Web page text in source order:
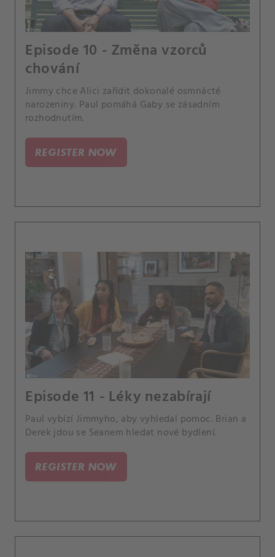
Episode 10 - Změna vzorců
chování
Jimmy chce Alici zařídit dokonalé osmnácté
narozeniny. Paul pomáhá Gaby se zásadním
rozhodnutím.
REGISTER NOW
Episode 11 - Léky nezabírají
Paul vybízí Jimmyho, aby vyhledal pomoc. Brian a
Derek jdou se Seanem hledat nové bydlení.
REGISTER NOW